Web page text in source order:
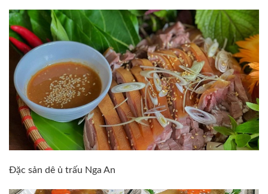
Đặc sản dê ủ trấu Nga An